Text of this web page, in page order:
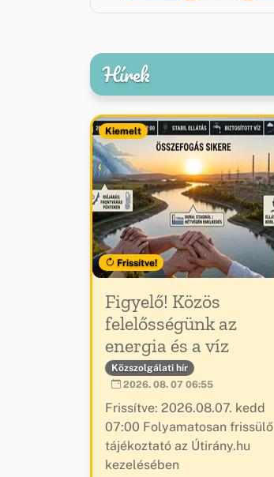
Hírek
Kiemelt
Frissítve!
Figyelő! Közös
felelősségünk az
energia és a víz
Közszolgálati hír
2026. 08. 07 06:55
Frissítve: 2026.08.07. kedd
07:00 Folyamatosan frissülő
tájékoztató az Útirány.hu
kezelésében